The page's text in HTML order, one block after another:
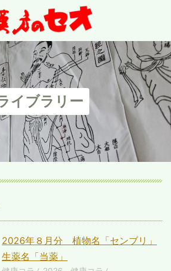
イブラリー
2026年８月分 植物名「センブリ」
生薬名「当薬」